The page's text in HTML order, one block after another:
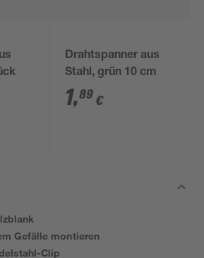
Drahtspanner aus
Stahl, grün 10 cm
1,89 €
Gefälle montieren
Clip